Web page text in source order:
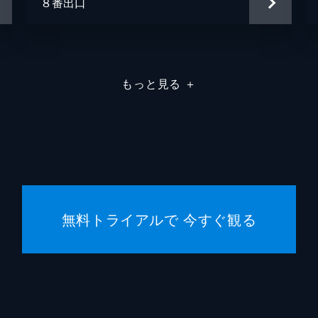
もっと見る ＋
無料トライアルで 今すぐ観る